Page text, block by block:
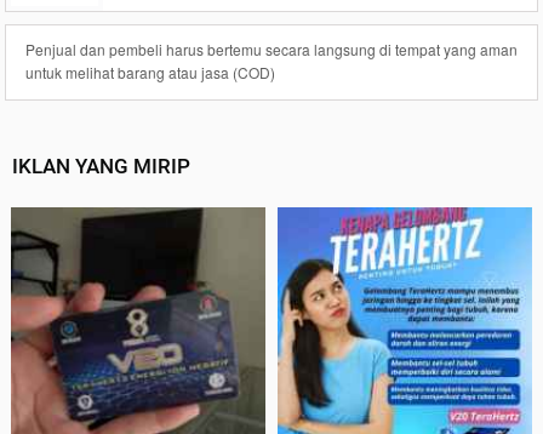
Penjual dan pembeli harus bertemu secara langsung di tempat yang aman
untuk melihat barang atau jasa (COD)
IKLAN YANG MIRIP